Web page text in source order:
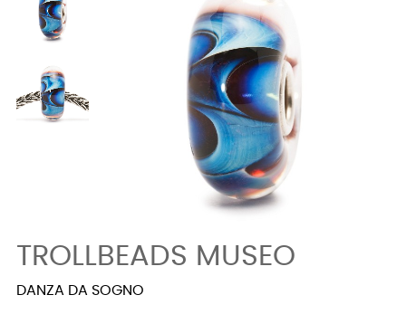
TROLLBEADS MUSEO
DANZA DA SOGNO